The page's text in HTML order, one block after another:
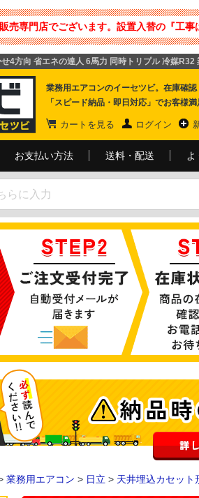
専門店でございます。設置入替の『工
4方向 省エネの達人 6馬力 同時トリプル 冷媒R32
業務用エアコンのイーセツビ。在庫確認
「スピード納品・即日対応」でお客様満
カートを見る ログイン
お支払い方法 送料・配送 よ
業務用エアコン > 日立 > 天井埋込カセット